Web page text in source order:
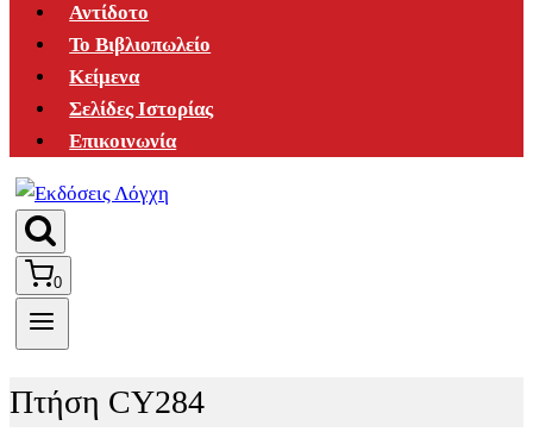
Αντίδοτο
Το Βιβλιοπωλείο
Κείμενα
Σελίδες Ιστορίας
Επικοινωνία
0
Πτήση CY284